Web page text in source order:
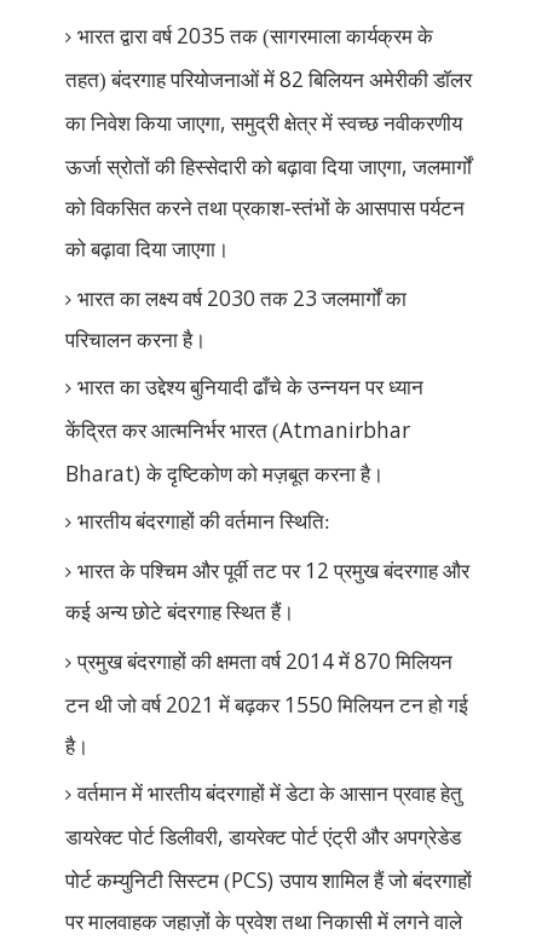
भारत द्वारा वर्ष 2035 तक (सागरमाला कार्यक्रम के
तहत) बंदरगाह परियोजनाओं में 82 बिलियन अमेरीकी डाॅलर
का निवेश किया जाएगा,समुद्री क्षेत्र में स्वच्छ नवीकरणीय
ऊर्जा स्रोतों की हिस्सेदारी को बढ़ावा दिया जाएगा,जलमार्गों
को विकसित करने तथा प्रकाश-स्तंभों के आसपास पर्यटन
को बढ़ावा दिया जाएगा।
भारत का लक्ष्य वर्ष 2030 तक 23 जलमार्गों का
परिचालन करना है।
भारत का उद्देश्य बुनियादी ढाँचे के उन्नयन पर ध्यान
केंद्रित कर आत्मनिर्भर भारत (Atmanirbhar
Bharat)के दृष्टिकोण को मज़बूत करना है।
भारतीय बंदरगाहों की वर्तमान स्थिति:
भारत के पश्चिम और पूर्वी तट पर 12 प्रमुख बंदरगाह और
कई अन्य छोटे बंदरगाह स्थित हैं।
प्रमुख बंदरगाहों की क्षमता वर्ष 2014में 870 मिलियन
टन थी जो वर्ष 2021 में बढ़कर 1550 मिलियन टन हो गई
है।
वर्तमान में भारतीय बंदरगाहों में डेटा के आसान प्रवाह हेतु
डायरेक्ट पोर्ट डिलीवरी,डायरेक्ट पोर्ट एंट्री और अपग्रेडेड
पोर्ट कम्युनिटी सिस्टम (PCS)उपाय शामिल हैं जो बंदरगाहों
पर मालवाहक जहाज़ों के प्रवेश तथा निकासी में लगने वाले